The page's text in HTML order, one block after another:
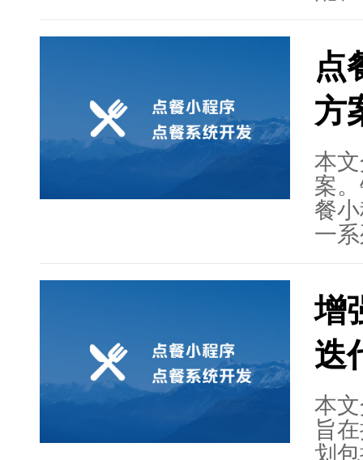
用
用
助
定
点
方
本
案
餐
一
方
保
高
增
迭
本
旨
划